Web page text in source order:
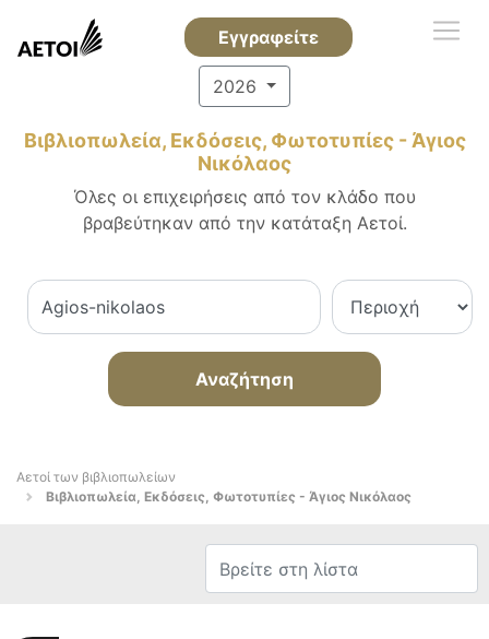
Εγγραφείτε
2026
Βιβλιοπωλεία, Εκδόσεις, Φωτοτυπίες - Άγιος
Νικόλαος
Όλες οι επιχειρήσεις από τον κλάδο που
βραβεύτηκαν από την κατάταξη Αετοί.
Αναζήτηση
Αετοί των βιβλιοπωλείων
Βιβλιοπωλεία, Εκδόσεις, Φωτοτυπίες - Άγιος Νικόλαος